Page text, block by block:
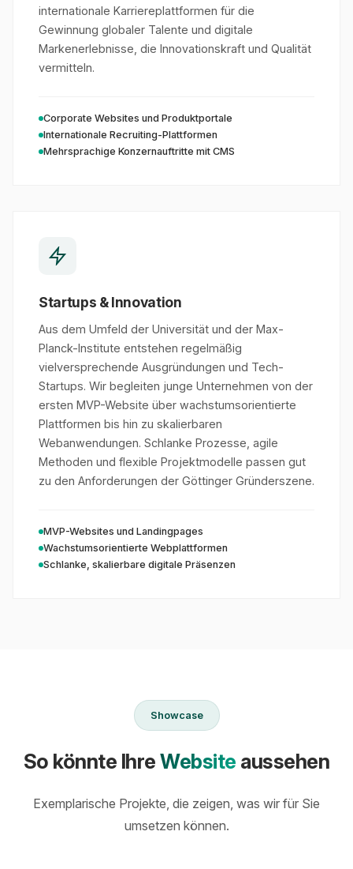
internationale Karriereplattformen für die
Gewinnung globaler Talente und digitale
Markenerlebnisse, die Innovationskraft und Qualität
vermitteln.
Corporate Websites und Produktportale
Internationale Recruiting-Plattformen
Mehrsprachige Konzernauftritte mit CMS
Startups & Innovation
Aus dem Umfeld der Universität und der Max-
Planck-Institute entstehen regelmäßig
vielversprechende Ausgründungen und Tech-
Startups. Wir begleiten junge Unternehmen von der
ersten MVP-Website über wachstumsorientierte
Plattformen bis hin zu skalierbaren
Webanwendungen. Schlanke Prozesse, agile
Methoden und flexible Projektmodelle passen gut
zu den Anforderungen der Göttinger Gründerszene.
MVP-Websites und Landingpages
Wachstumsorientierte Webplattformen
Schlanke, skalierbare digitale Präsenzen
Showcase
So könnte IhreWebsite aussehen
Exemplarische Projekte, die zeigen, was wir für Sie
umsetzen können.